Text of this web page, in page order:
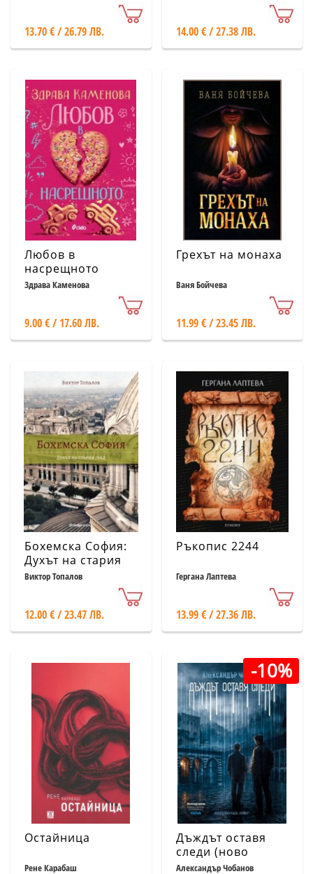
13.70 € / 26.79 ЛВ. 14.00 € / 27.38 ЛВ.
Любов в
насрещното
Здрава Каменова
9.00 € / 17.60 ЛВ.
Грехът на монаха
Ваня Бойчева
11.99 € / 23.45 ЛВ.
Бохемска София:
Духът на стария
град
Виктор Топалов
12.00 € / 23.47 ЛВ.
Ръкопис 2244
Гергана Лаптева
13.99 € / 27.36 ЛВ.
Остайница
Рене Карабаш
-10%
Дъждът оставя
следи (ново
издание)
Александър Чобанов